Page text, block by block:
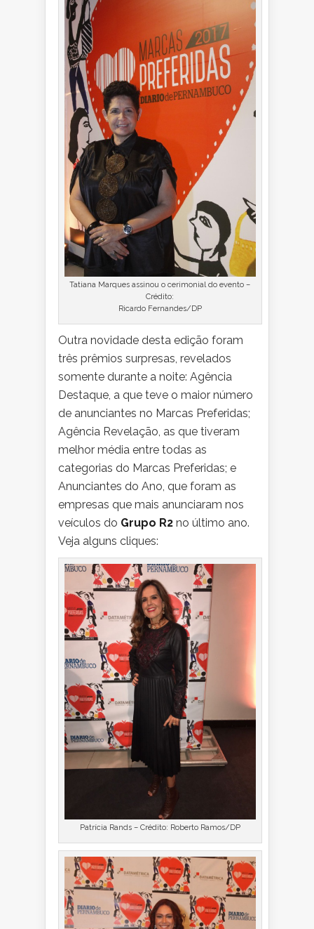
Tatiana Marques assinou o cerimonial do evento –
Crédito:
Ricardo Fernandes/DP
Outra novidade desta edição foram
três prêmios surpresas, revelados
somente durante a noite: Agência
Destaque, a que teve o maior número
de anunciantes no Marcas Preferidas;
Agência Revelação, as que tiveram
melhor média entre todas as
categorias do Marcas Preferidas; e
Anunciantes do Ano, que foram as
empresas que mais anunciaram nos
veículos do Grupo R2 no último ano.
Veja alguns cliques:
Patrícia Rands – Crédito: Roberto Ramos/DP